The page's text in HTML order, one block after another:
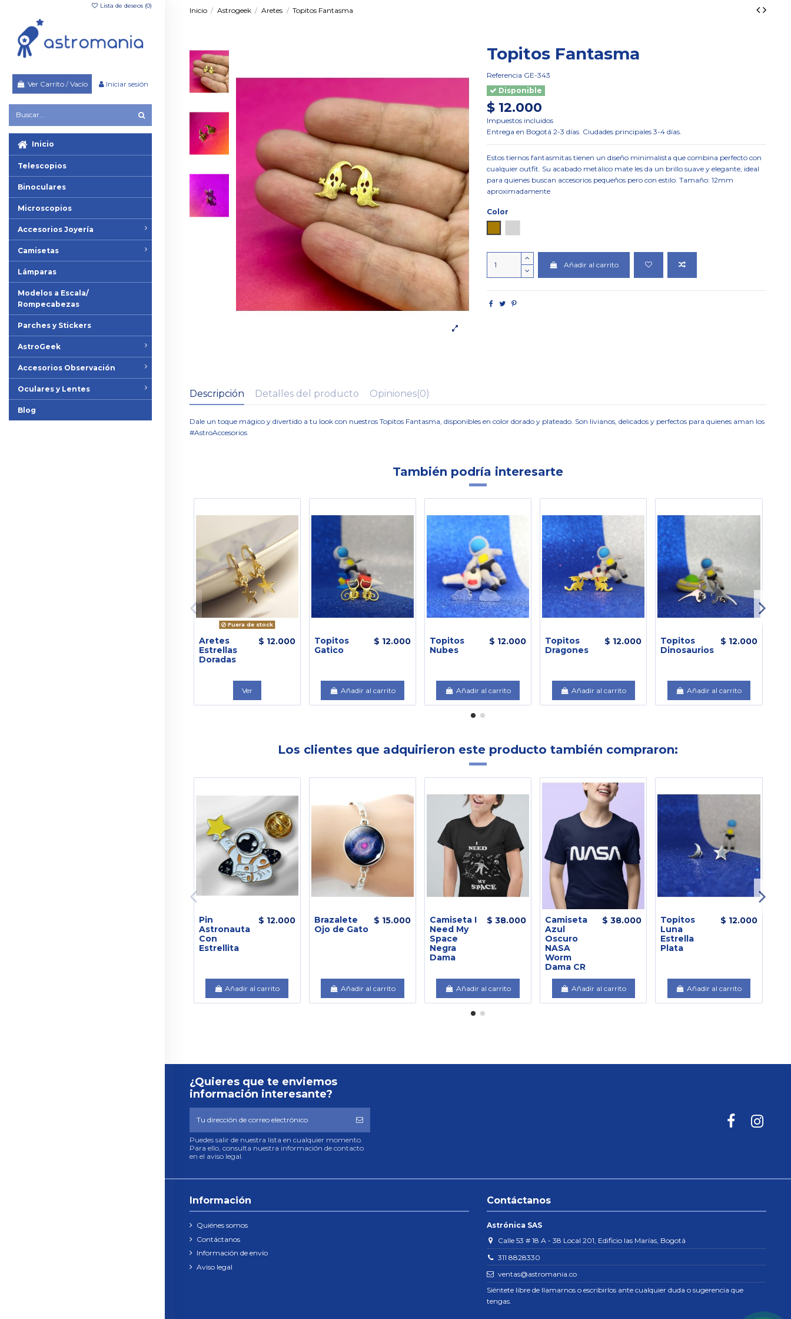
Lista de deseos (0)
Ver Carrito /Vacío Iniciar sesión
Inicio
Telescopios
Binoculares
Microscopios
Accesorios Joyería
Camisetas
Lámparas
Modelos a Escala/
Rompecabezas
Parches y Stickers
AstroGeek
Accesorios Observación
Oculares y Lentes
Blog
Inicio Astrogeek Aretes Topitos Fantasma
Topitos Fantasma
Referencia GE-343
Disponible
$ 12.000
Impuestos incluidos
Entrega en Bogotá 2-3 días. Ciudades principales 3-4 días.
Estos tiernos fantasmitas tienen un diseño minimalista que combina perfecto con
cualquier outfit. Su acabado metálico mate les da un brillo suave y elegante, ideal
para quienes buscan accesorios pequeños pero con estilo. Tamaño: 12mm
aproximadamente
Color
Añadir al carrito
Descripción Detalles del producto Opiniones(0)
Dale un toque mágico y divertido a tu look con nuestros Topitos Fantasma, disponibles en color dorado y plateado. Son livianos, delicados y perfectos para quienes aman los
#AstroAccesorios
También podría interesarte
Fuera de stock
Aretes
Estrellas
Doradas
$ 12.000
Ver
Topitos
Gatico
$ 12.000
Añadir al carrito
Topitos
Nubes
$ 12.000
Añadir al carrito
Topitos
Dragones
$ 12.000
Añadir al carrito
Topitos
Dinosaurios
$ 12.000
Añadir al carrito
Los clientes que adquirieron este producto también compraron:
Pin
Astronauta
Con
Estrellita
$ 12.000
Añadir al carrito
Brazalete
Ojo de Gato
$ 15.000
Añadir al carrito
Camiseta I
Need My
Space
Negra
Dama
$ 38.000
Añadir al carrito
Camiseta
Azul
Oscuro
NASA
Worm
Dama CR
$ 38.000
Añadir al carrito
Topitos
Luna
Estrella
Plata
$ 12.000
Añadir al carrito
¿Quieres que te enviemos
información interesante?
Puedes salir de nuestra lista en cualquier momento.
Para ello, consulta nuestra información de contacto
en el aviso legal.
Información
Quiénes somos
Contáctanos
Información de envío
Aviso legal
Contáctanos
Astrónica SAS
Calle 53 # 18 A - 38 Local 201, Edificio las Marías, Bogotá
311 8828330
ventas@astromania.co
Siéntete libre de llamarnos o escribirlos ante cualquier duda o sugerencia que
tengas.